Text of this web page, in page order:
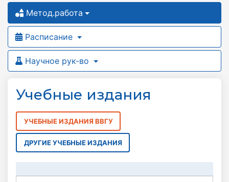
Метод.работа
Расписание
Научное рук-во
Учебные издания
УЧЕБНЫЕ ИЗДАНИЯ ВВГУ
ДРУГИЕ УЧЕБНЫЕ ИЗДАНИЯ